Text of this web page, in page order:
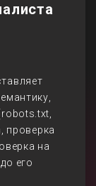
проверка
на
его